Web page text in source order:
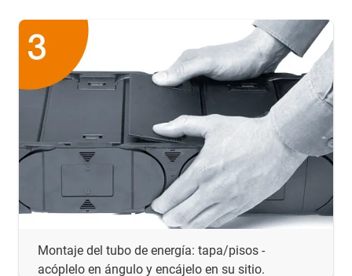
Montaje del tubo de energía: tapa/pisos -
acóplelo en ángulo y encájelo en su sitio.